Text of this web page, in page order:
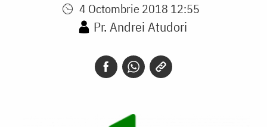
4 Octombrie 2018 12:55
Pr. Andrei Atudori